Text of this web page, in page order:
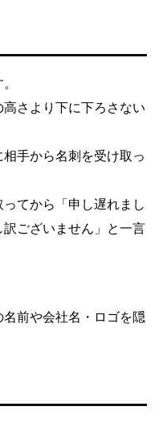
さより下に下ろさない
手から名刺を受け取っ
てから「申し遅れまし
ございません」と一言
前や会社名・ロゴを隠